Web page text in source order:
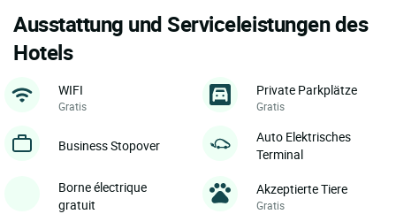
Ausstattung und Serviceleistungen des
Hotels
WIFI
Gratis
Private Parkplätze
Gratis
Business Stopover
Auto Elektrisches
Terminal
Borne électrique
gratuit
Akzeptierte Tiere
Gratis